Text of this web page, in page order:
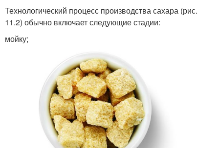
Технологический процесс производства сахара (рис.
11.2) обычно включает следующие стадии:
мойку;